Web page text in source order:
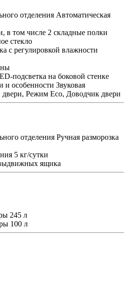
отделения Автоматическая
в том числе 2 складные полки
стекло
с регулировкой влажности
подсветка на боковой стенке
и особенности Звуковая
двери, Режим Eco, Доводчик двери
отделения Ручная разморозка
5 кг/сутки
ящика
245 л
100 л